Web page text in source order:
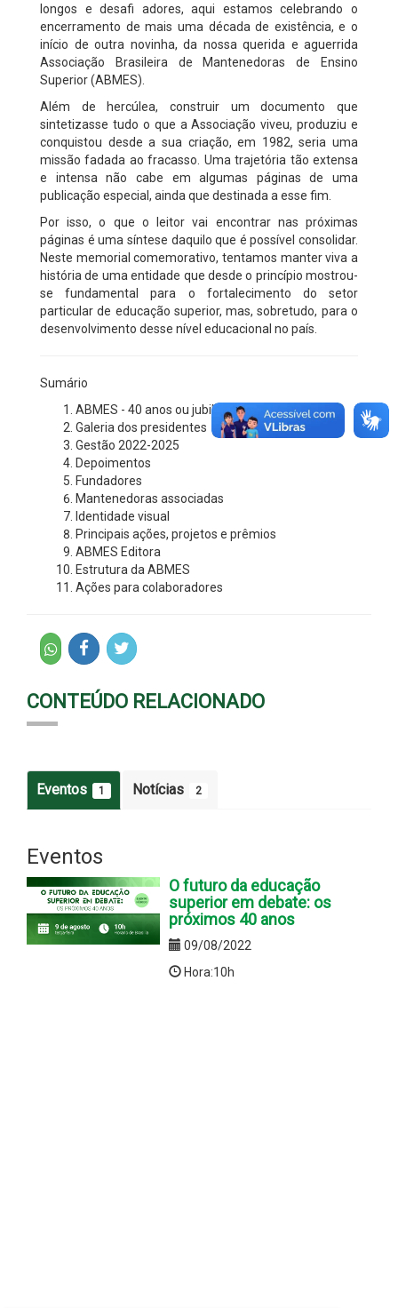
longos e desafi adores, aqui estamos celebrando o
encerramento de mais uma década de existência, e o
início de outra novinha, da nossa querida e aguerrida
Associação Brasileira de Mantenedoras de Ensino
Superior (ABMES).
Além de hercúlea, construir um documento que
sintetizasse tudo o que a Associação viveu, produziu e
conquistou desde a sua criação, em 1982, seria uma
missão fadada ao fracasso. Uma trajetória tão extensa
e intensa não cabe em algumas páginas de uma
publicação especial, ainda que destinada a esse fim.
Por isso, o que o leitor vai encontrar nas próximas
páginas é uma síntese daquilo que é possível consolidar.
Neste memorial comemorativo, tentamos manter viva a
história de uma entidade que desde o princípio mostrou-
se fundamental para o fortalecimento do setor
particular de educação superior, mas, sobretudo, para o
desenvolvimento desse nível educacional no país.
Sumário
ABMES - 40 anos ou jubileu de esmeralda
Galeria dos presidentes
Gestão 2022-2025
Depoimentos
Fundadores
Mantenedoras associadas
Identidade visual
Principais ações, projetos e prêmios
ABMES Editora
Estrutura da ABMES
Ações para colaboradores
CONTEÚDO RELACIONADO
Eventos 1 Notícias 2
Eventos
O futuro da educação
superior em debate: os
próximos 40 anos
09/08/2022
Hora:10h